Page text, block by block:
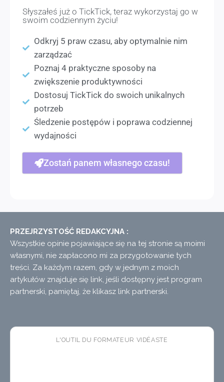
Słyszałeś już o TickTick, teraz wykorzystaj go w
swoim codziennym życiu!
Odkryj 5 praw czasu, aby optymalnie nim
zarządzać
Poznaj 4 praktyczne sposoby na
zwiększenie produktywności
Dostosuj TickTick do swoich unikalnych
potrzeb
Śledzenie postępów i poprawa codziennej
wydajności
Zostań panem własnego czasu!
PRZEJRZYSTOŚĆ REDAKCYJNA :
Wszystkie opinie pojawiające się na tej stronie są moimi
własnymi, nie zapłacono mi za przygotowanie tych
treści. Za każdym razem, gdy w jednym z moich
artykułów znajduje się link, jeśli dostępny jest program
partnerski, pamiętaj, że klikasz link partnerski.
L'OUTIL DU FORMATEUR VIDÉASTE